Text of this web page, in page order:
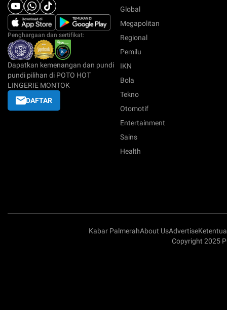
Penghargaan dan sertifikat:
Dapatkan kemenangan dan pundi
pundi pilihan di POTO HOT
LINGERIE MONTOK
DAFTAR
Global
Megapolitan
Regional
Pemilu
IKN
Bola
Tekno
Otomotif
Entertainment
Sains
Health
Kabar PalmerahAbout UsAdvertise
Copyright 2025